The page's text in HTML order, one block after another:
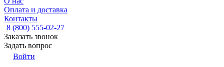
Оплата и доставка
Контакты
8 (800) 555-02-27
Заказать звонок
Задать вопрос
Войти